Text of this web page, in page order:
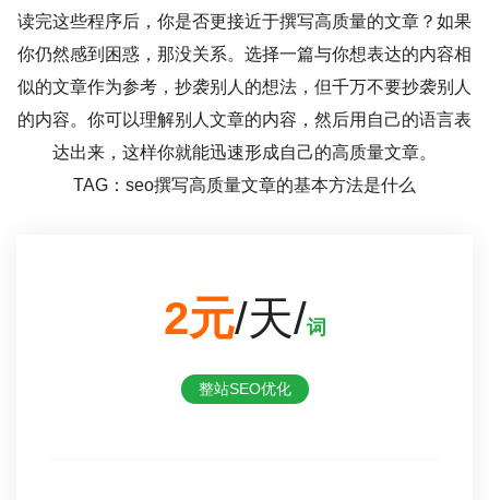
读完这些程序后，你是否更接近于撰写高质量的文章？如果
你仍然感到困惑，那没关系。选择一篇与你想表达的内容相
似的文章作为参考，抄袭别人的想法，但千万不要抄袭别人
的内容。你可以理解别人文章的内容，然后用自己的语言表
达出来，这样你就能迅速形成自己的高质量文章。
TAG：seo撰写高质量文章的基本方法是什么
2元/天/词
整站SEO优化